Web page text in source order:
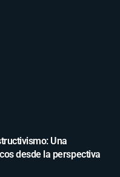
Una
desde la perspectiva